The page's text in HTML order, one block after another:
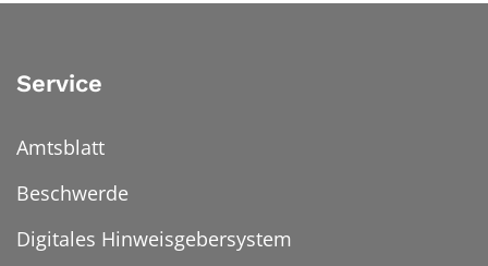
Service
Amtsblatt
Beschwerde
Digitales Hinweisgebersystem